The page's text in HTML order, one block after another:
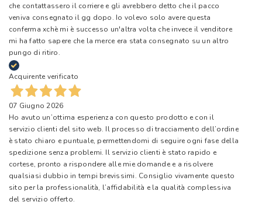
che contattassero il corriere e gli avrebbero detto che il pacco
veniva consegnato il gg dopo. Io volevo solo avere questa
conferma xchè mi è successo un'altra volta che invece il venditore
mi ha fatto sapere che la merce era stata consegnato su un altro
pungo di ritiro.
Acquirente verificato
07 Giugno 2026
Ho avuto un’ottima esperienza con questo prodotto e con il
servizio clienti del sito web. Il processo di tracciamento dell’ordine
è stato chiaro e puntuale, permettendomi di seguire ogni fase della
spedizione senza problemi. Il servizio clienti è stato rapido e
cortese, pronto a rispondere alle mie domande e a risolvere
qualsiasi dubbio in tempi brevissimi. Consiglio vivamente questo
sito per la professionalità, l’affidabilità e la qualità complessiva
del servizio offerto.